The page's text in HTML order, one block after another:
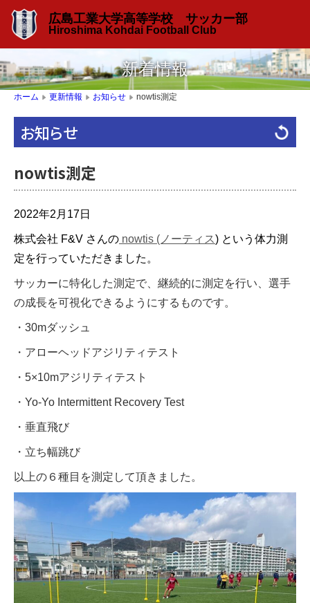
広島工業大学高等学校 サッカー部
Hiroshima Kohdai Football Club
新着情報
ホーム ▶ 更新情報 ▶ お知らせ ▶ nowtis測定
お知らせ
nowtis測定
2022年2月17日
株式会社 F&V さんの nowtis (ノーティス) という体力測
定を行っていただきました。
サッカーに特化した測定で、継続的に測定を行い、選手
の成長を可視化できるようにするものです。
・30mダッシュ
・アローヘッドアジリティテスト
・5×10mアジリティテスト
・Yo-Yo Intermittent Recovery Test
・垂直飛び
・立ち幅跳び
以上の６種目を測定して頂きました。